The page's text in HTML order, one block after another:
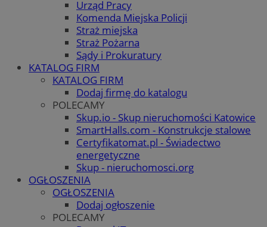
Urząd Pracy
Komenda Miejska Policji
Straż miejska
Straż Pożarna
Sądy i Prokuratury
KATALOG FIRM
KATALOG FIRM
Dodaj firmę do katalogu
POLECAMY
Skup.io - Skup nieruchomości Katowice
SmartHalls.com - Konstrukcje stalowe
Certyfikatomat.pl - Świadectwo
energetyczne
Skup - nieruchomosci.org
OGŁOSZENIA
OGŁOSZENIA
Dodaj ogłoszenie
POLECAMY